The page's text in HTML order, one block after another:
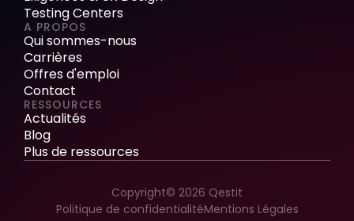
Testing Centers
A PROPOS
Qui sommes-nous
Carrières
Offres d'emploi
Contact
RESSOURCES
Actualités
Blog
Plus de ressources
Copyright© 2026 Qestit
Politique de confidentialitéMentions Légales